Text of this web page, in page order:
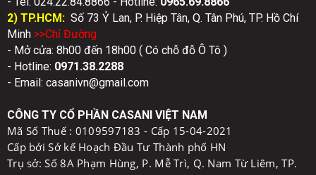
2) TP.HCM: Số 73 Ỷ Lan, P. Hiệp Tân, Q. Tân Phú, TP. Hồ Chí
Minh >>Chỉ Đường
- Mở cửa: 8h00 đến 18h00 ( Có chỗ đỗ Ô Tô )
- Hotline: 0971.38.2288
- Email: casanivn@gmail.com
CÔNG TY CỔ PHẦN CASANI VIỆT NAM
Mã Số Thuế : 0109597183 - Cấp 15-04-2021
Cấp bởi Sở kế Hoạch Đầu Tư Thành phố HN
Trụ sở: Số 8A Phạm Hùng, P. Mễ Trì, Q. Nam Từ Liêm, TP.